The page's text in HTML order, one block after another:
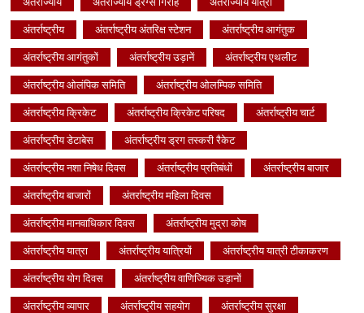
अंतर्राष्ट्रीय अंतर्राष्ट्रीय अंतरिक्ष स्टेशन अंतर्राष्ट्रीय आगंतुक
अंतर्राष्ट्रीय आगंतुकों अंतर्राष्ट्रीय उड़ानें अंतर्राष्ट्रीय एथलीट
अंतर्राष्ट्रीय ओलंपिक समिति अंतर्राष्ट्रीय ओलम्पिक समिति
अंतर्राष्ट्रीय क्रिकेट अंतर्राष्ट्रीय क्रिकेट परिषद अंतर्राष्ट्रीय चार्ट
अंतर्राष्ट्रीय डेटाबेस अंतर्राष्ट्रीय ड्रग तस्करी रैकेट
अंतर्राष्ट्रीय नशा निषेध दिवस अंतर्राष्ट्रीय प्रतिबंधों अंतर्राष्ट्रीय बाजार
अंतर्राष्ट्रीय बाजारों अंतर्राष्ट्रीय महिला दिवस
अंतर्राष्ट्रीय मानवाधिकार दिवस अंतर्राष्ट्रीय मुद्रा कोष
अंतर्राष्ट्रीय यात्रा अंतर्राष्ट्रीय यात्रियों अंतर्राष्ट्रीय यात्री टीकाकरण
अंतर्राष्ट्रीय योग दिवस अंतर्राष्ट्रीय वाणिज्यिक उड़ानों
अंतर्राष्ट्रीय व्यापार अंतर्राष्ट्रीय सहयोग अंतर्राष्ट्रीय सुरक्षा